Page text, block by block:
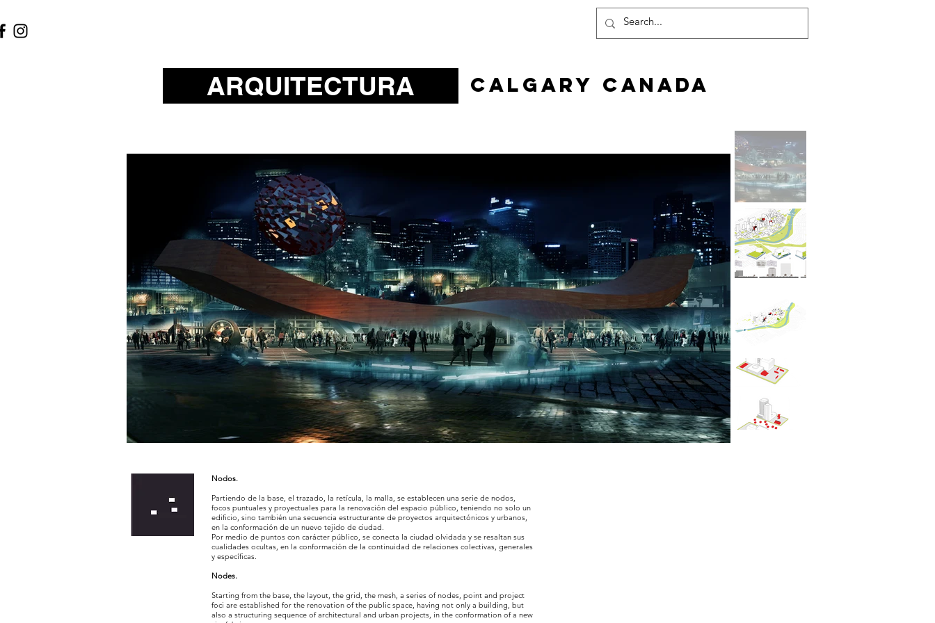
ARQUITECTURA calgary canada
Nodos.
Partiendo de la base, el trazado, la retícula, la malla, se establecen una serie de nodos,
focos puntuales y proyectuales para la renovación del espacio público, teniendo no solo un
edificio, sino también una secuencia estructurante de proyectos arquitectónicos y urbanos,
en la conformación de un nuevo tejido de ciudad.
Por medio de puntos con carácter público, se conecta la ciudad olvidada y se resaltan sus
cualidades ocultas, en la conformación de la continuidad de relaciones colectivas, generales
y específicas.
Nodes.
Starting from the base, the layout, the grid, the mesh, a series of nodes, point and project
foci are established for the renovation of the public space, having not only a building, but
also a structuring sequence of architectural and urban projects, in the conformation of a new